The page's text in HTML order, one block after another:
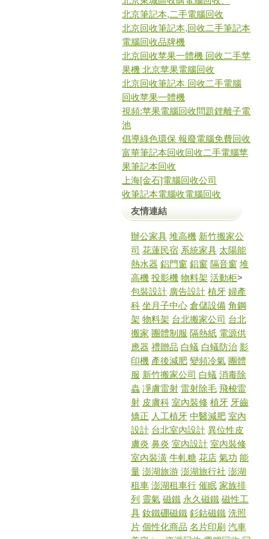
北京筆記本,二手電腦回收
北京回收筆記本,回收二手筆記本
電腦回收品牌機
北京回收苹果一體機 回收二手苹
果機 北京苹果電腦回收
北京回收筆記本 回收二手電腦
回收苹果一體機
視頻:苹果電腦回收問題鋰離子電
池
倡導綠色環保 報廢電腦免費回收
富華筆記本回收回收二手電腦苹
果筆記本回收
上海[金石]電腦回收公司
收筆記本電腦收電腦回收
友情連結
辦公家具 堆高機 新竹搬家公
司 花蓮民宿 系統家具 太陽能
熱水器 鋁門窗 鋁窗 隔音窗 堆
高機 投影機 物料架 活動柜>
包裝設計 廣告設計 植牙 婦產
科 坐月子中心 倉儲設備 角鋼
架 物料架 台北搬家公司 台北
搬家 團體制服 隔熱紙 電源供
應器 禮贈品 白蟻 白蟻防治 影
印機 產後減肥 變頻冷氣 團體
服 新竹搬家公司 白蟻 消毒除
蟲 凈膚雷射 雷射除毛 飛梭雷
射 皮膚科 室內裝修 植牙 牙齒
矯正 人工植牙 中醫減肥 室內
設計 台北室內設計 異位性皮
膚炎 鼻炎 室內設計 室內裝修
室內裝潢 牛軋糖 花店 氣功 能
量 澎湖旅游 澎湖旅行社 澎湖
租車 澎湖租車行 催眠 家族排
列 靈氣 磁鐵 永久磁鐵 磁性工
具 釹鐵硼磁鐵 釤鈷磁鐵 洗照
片 個性化商品 名片印刷 汽車